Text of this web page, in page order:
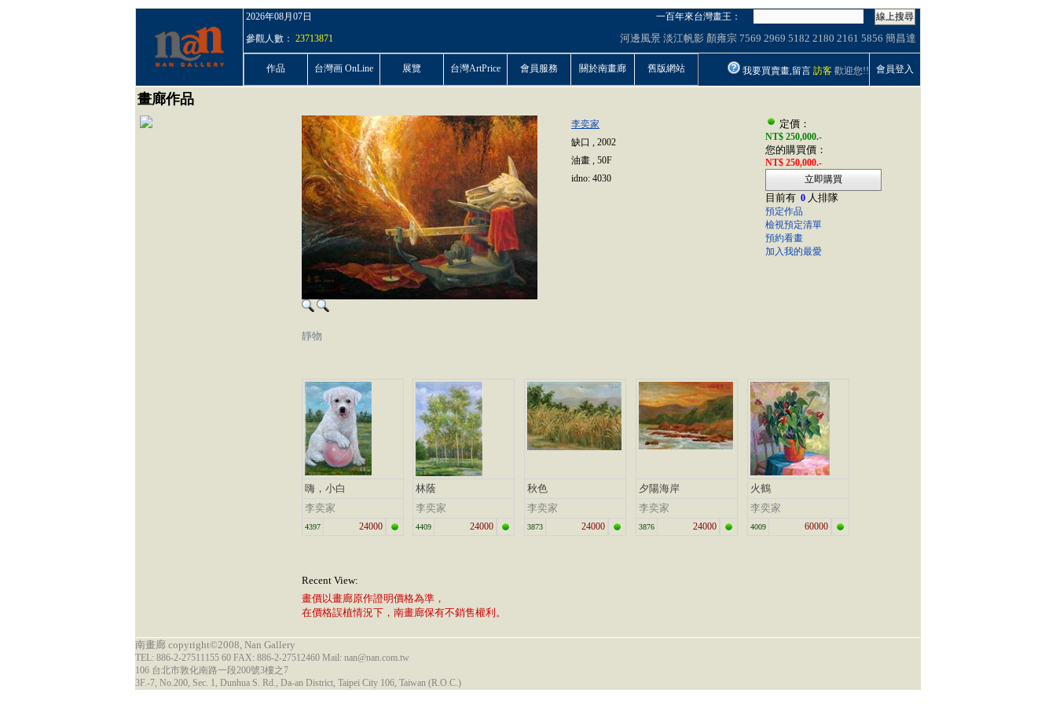
2026年08月07日 一百年來台灣畫王：
線上搜尋
參觀人數： 23713871 河邊風景 淡江帆影 顏雍宗 7569 2969 5182 2180 2161 5856 簡昌達
作品 台灣画 OnLine 展覽 台灣ArtPrice 會員服務 關於南畫廊 舊版網站 我要買賣畫,留言 訪客 歡迎您!! 會員登入
畫廊作品
李奕家
缺口 , 2002
油畫 , 50F
idno: 4030
定價：
NT$ 250,000.-
您的購買價：
NT$ 250,000.-
立即購買
目前有 0 人排隊
預定作品
檢視預定清單
預約看畫
加入我的最愛
靜物
嗨，小白
李奕家
4397 24000
林蔭
李奕家
4409 24000
秋色
李奕家
3873 24000
夕陽海岸
李奕家
3876 24000
火鶴
李奕家
4009 60000
Recent View:
畫價以畫廊原作證明價格為準，
在價格誤植情況下，南畫廊保有不銷售權利。
南畫廊 copyright©2008, Nan Gallery
TEL: 886-2-27511155 60 FAX: 886-2-27512460 Mail: nan@nan.com.tw
106 台北市敦化南路一段200號3樓之7
3F.-7, No.200, Sec. 1, Dunhua S. Rd., Da-an District, Taipei City 106, Taiwan (R.O.C.)